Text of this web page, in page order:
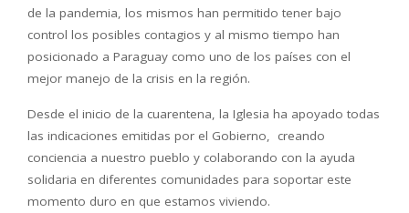
de la pandemia, los mismos han permitido tener bajo
control los posibles contagios y al mismo tiempo han
posicionado a Paraguay como uno de los países con el
mejor manejo de la crisis en la región.
Desde el inicio de la cuarentena, la Iglesia ha apoyado todas
las indicaciones emitidas por el Gobierno, creando
conciencia a nuestro pueblo y colaborando con la ayuda
solidaria en diferentes comunidades para soportar este
momento duro en que estamos viviendo.